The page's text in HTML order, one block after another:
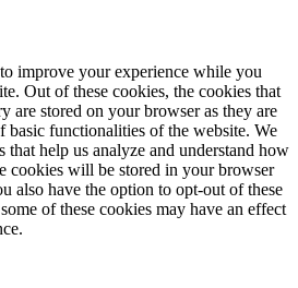
improve your experience while you
Out of these cookies, the cookies that
are stored on your browser as they are
basic functionalities of the website. We
that help us analyze and understand how
cookies will be stored in your browser
also have the option to opt-out of these
of these cookies may have an effect